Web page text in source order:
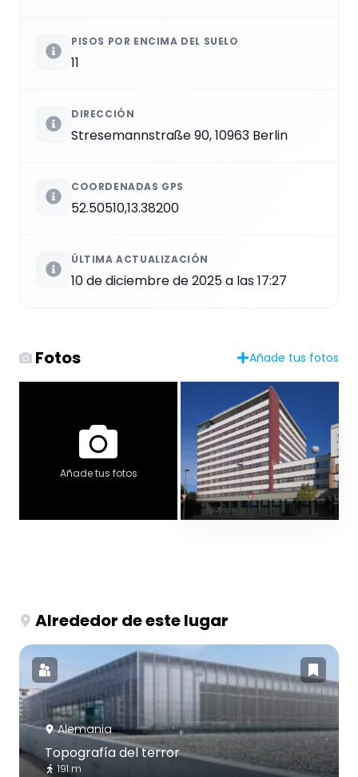
PISOS POR ENCIMA DEL SUELO
11
DIRECCIÓN
Stresemannstraße 90, 10963 Berlin
COORDENADAS GPS
52.50510,13.38200
ÚLTIMA ACTUALIZACIÓN
10 de diciembre de 2025 a las 17:27
Fotos Añade tus fotos
Añade tus fotos
Alrededor de este lugar
Alemania
Topografía del terror
191 m